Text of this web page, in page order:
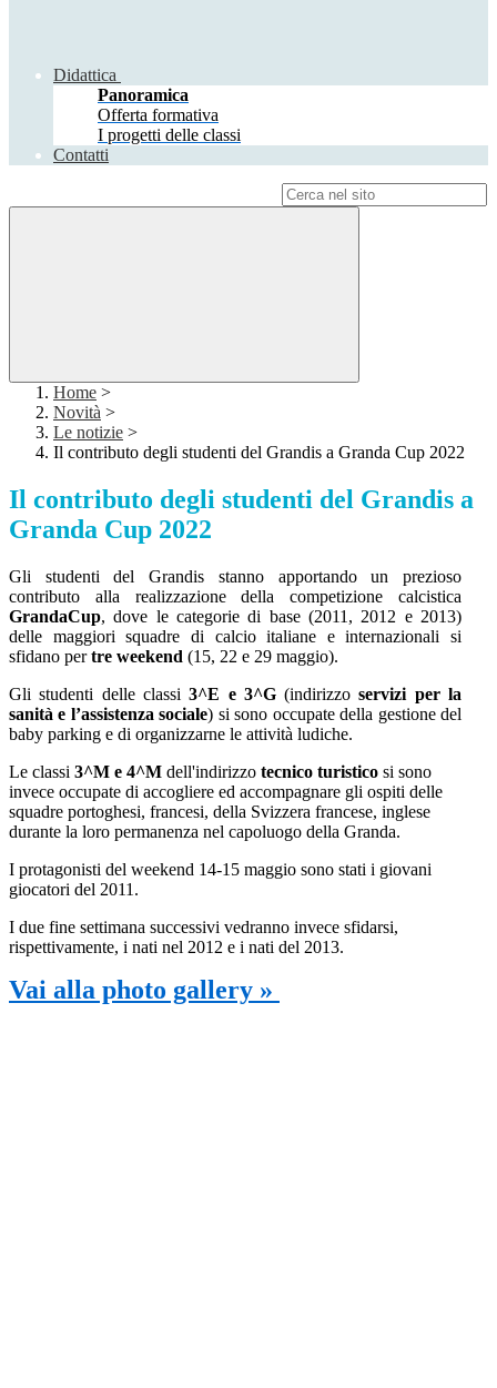
Didattica
Panoramica
Offerta formativa
I progetti delle classi
Contatti
Home >
Novità >
Le notizie >
Il contributo degli studenti del Grandis a Granda Cup 2022
Il contributo degli studenti del Grandis a
Granda Cup 2022
Gli studenti del Grandis stanno apportando un prezioso
contributo alla realizzazione della competizione calcistica
GrandaCup, dove le categorie di base (2011, 2012 e 2013)
delle maggiori squadre di calcio italiane e internazionali si
sfidano pertre weekend (15, 22 e 29 maggio).
Gli studenti delle classi3^E e 3^G(indirizzoservizi per la
sanità e l’assistenza sociale) si sono occupate della gestione del
baby parking e di organizzarne le attività ludiche.
Le classi 3^M e 4^M dell'indirizzo tecnico turistico si sono
invece occupate di accogliere ed accompagnare gli ospiti delle
squadre portoghesi, francesi, della Svizzera francese, inglese
durante la loro permanenza nel capoluogo della Granda.
I protagonisti del weekend 14-15 maggio sono stati i giovani
giocatori del 2011.
I due fine settimana successivi vedranno invece sfidarsi,
rispettivamente, i nati nel 2012 e i nati del 2013.
Vai alla photo gallery »